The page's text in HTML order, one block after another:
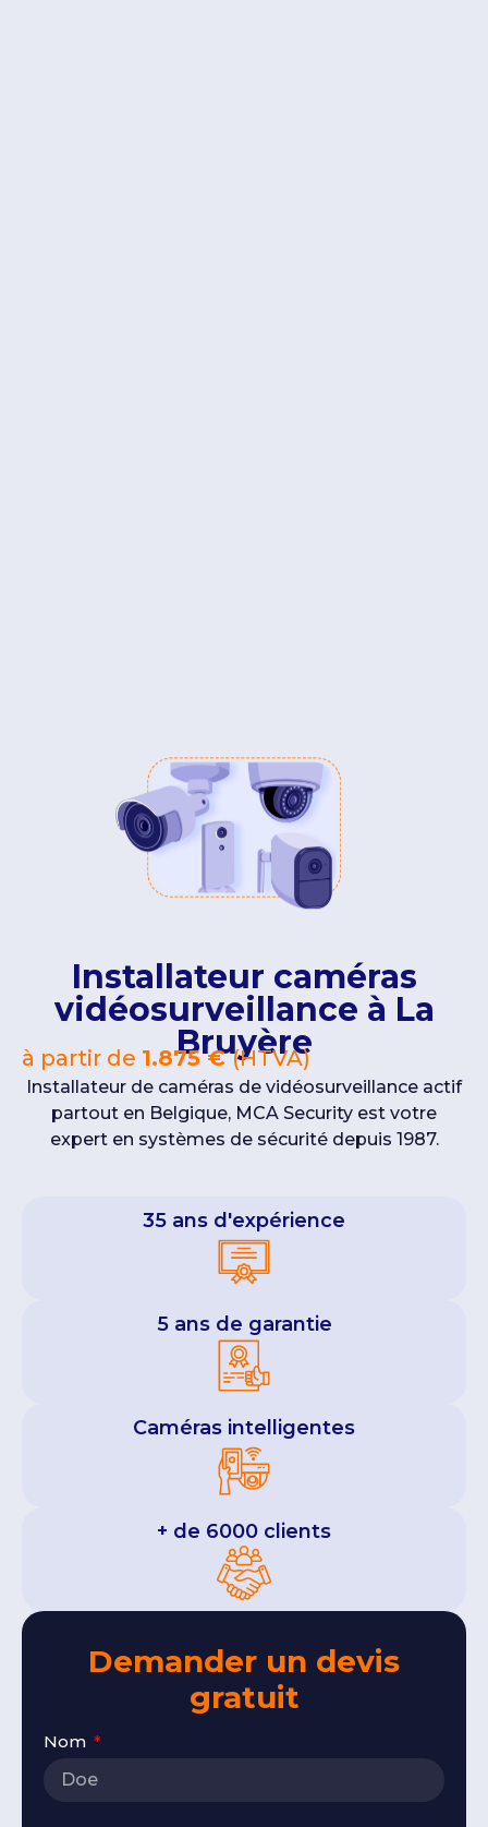
Installateur caméras
vidéosurveillance à La
Bruyère
à partir de 1.875 €(HTVA)
Installateur de caméras de vidéosurveillance actif
partout en Belgique, MCA Security est votre
expert en systèmes de sécurité depuis 1987.
35 ans d'expérience
5 ans de garantie
Caméras intelligentes
+ de 6000 clients
Demander un devis
gratuit
Nom